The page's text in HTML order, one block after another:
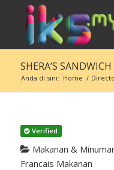
SHERA’S SANDWICH
Anda di sini: Home /
Verified
Makanan &
Francais Makanan